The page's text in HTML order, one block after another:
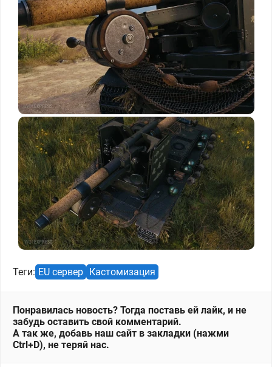
Теги: EU сервер Кастомизация
Понравилась новость? Тогда поставь ей лайк, и не
забудь оставить свой комментарий.
А так же, добавь наш сайт в закладки (нажми
Ctrl+D), не теряй нас.